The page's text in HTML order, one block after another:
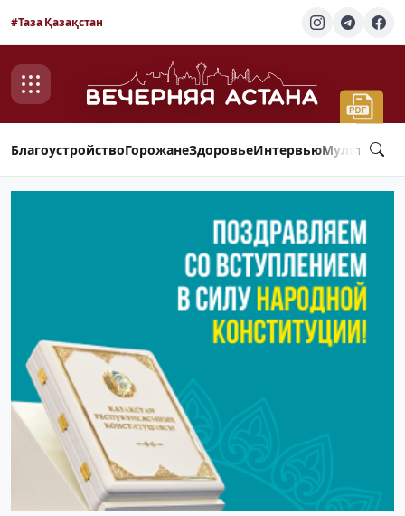
#Таза Қазақстан
БлагоустройствоГорожанеЗдоровьеИнтервью